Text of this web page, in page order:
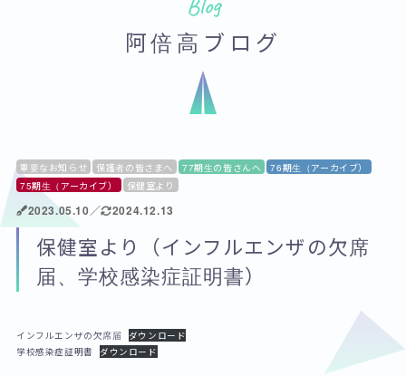
阿倍高ブログ
重要なお知らせ 保護者の皆さまへ 77期生の皆さんへ
76期生（アーカイブ）
75期生（アーカイブ）
保健室より
2023.05.10／ 2024.12.13
保健室より（インフルエンザの欠席
届、学校感染症証明書）
インフルエンザの欠席届
ダウンロード
学校感染症証明書
ダウンロード